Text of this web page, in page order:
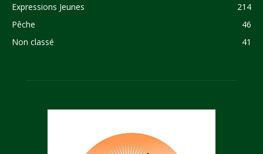
Expressions Jeunes
214
Pêche
46
Non classé
41